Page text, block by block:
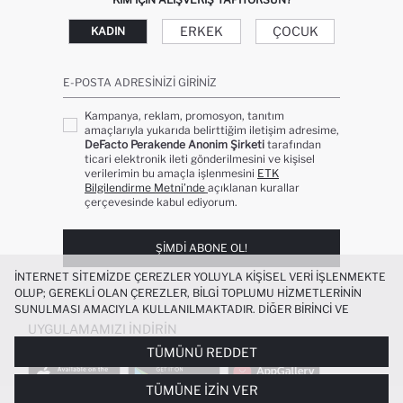
KADIN ERKEK ÇOCUK
E-POSTA ADRESINIZI GIRINIZ
Kampanya, reklam, promosyon, tanıtım
amaçlarıyla yukarıda belirttiğim iletişim adresime,
DeFacto Perakende Anonim Şirketi tarafından
ticari elektronik ileti gönderilmesini ve kişisel
verilerimin bu amaçla işlenmesini ETK
Bilgilendirme Metni’nde açıklanan kurallar
çerçevesinde kabul ediyorum.
ŞIMDI ABONE OL!
UYGULAMAMIZI İNDIRIN
İNTERNET SITEMIZDE ÇEREZLER YOLUYLA KIŞISEL VERI IŞLENMEKTE
OLUP; GEREKLI OLAN ÇEREZLER, BILGI TOPLUMU HIZMETLERININ
SUNULMASI AMACIYLA KULLANILMAKTADIR. DIĞER BIRINCI VE
ÜÇÜNCÜ TARAF ÇEREZLER ISE SIZE DAHA IYI BIR ALIŞVERIŞ
DENEYIMI SUNULABILMESI, SITEMIZIN DAHA IŞLEVSEL KILINMASI VE
KIŞISELLEŞTIRMESI VE AÇIK RIZA VERMENIZ HALINDE, SIZLERE
YÖNELIK PAZARLAMA FAALIYETLERININ YAPILMASI AMAÇLARIYLA
SINIRLI OLARAK KULLANILACAKTIR. ÇEREZLERE DAIR TERCIHLERINIZI
TÜMÜNÜ REDDET
TÜMÜNE İZIN VER